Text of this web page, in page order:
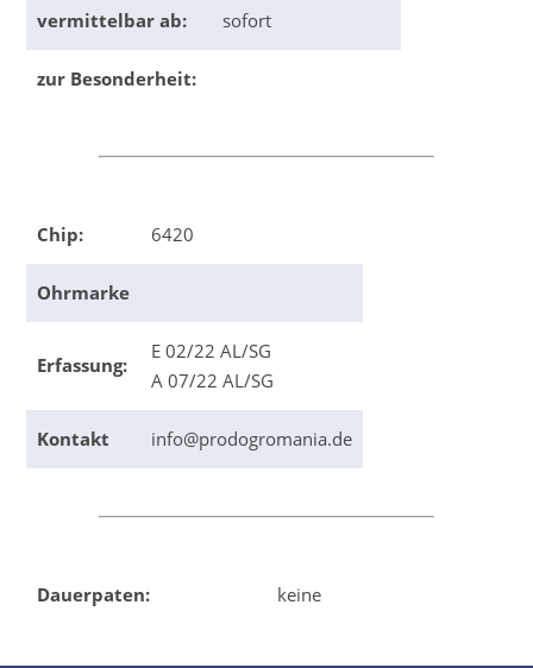
vermittelbar ab: sofort
zur Besonderheit:
Chip: 6420
Ohrmarke
Erfassung:
E 02/22 AL/SG
A 07/22 AL/SG
Kontakt info@prodogromania.de
Dauerpaten: keine